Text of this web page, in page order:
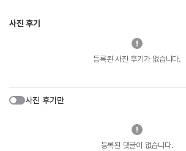
사진 후기
등록된 사진 후기가 없습니다.
사진 후기만
등록된 댓글이 없습니다.